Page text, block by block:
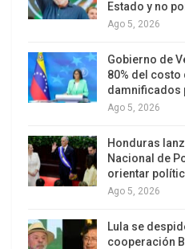
internacionales no es el
Estado y no
Ago 5, 2026
Gobierno de
80% del costo
damnificados
Ago 5, 2026
Honduras
Nacional de
orientar
Ago 5, 2026
Lula se
cooperación